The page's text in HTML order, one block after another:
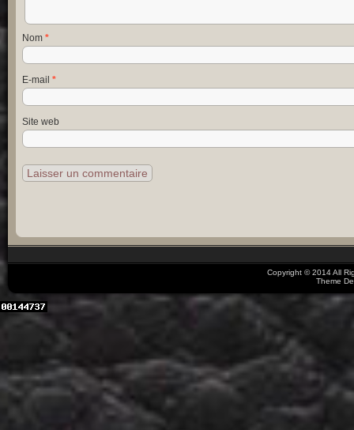
Nom *
E-mail *
Site web
Copyright © 2014 All
Theme